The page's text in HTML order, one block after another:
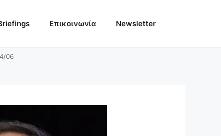
Επικοινωνία Newsletter
06